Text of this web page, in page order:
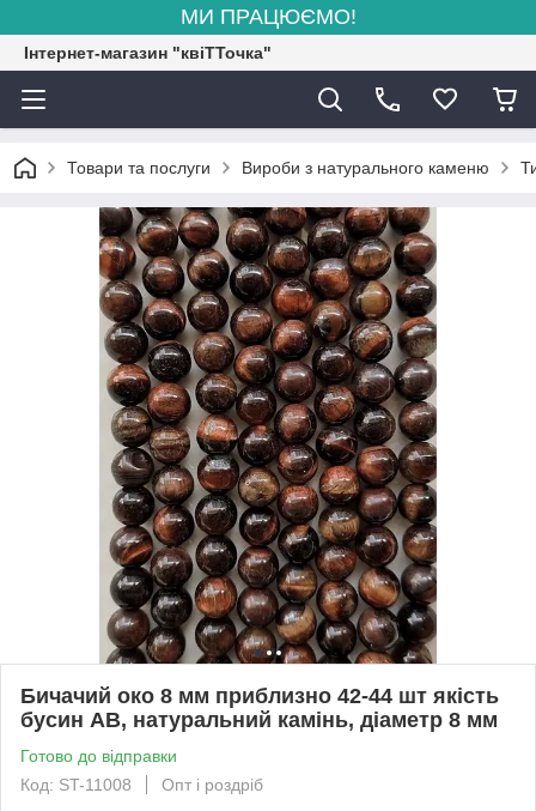
МИ ПРАЦЮЄМО!
Інтернет-магазин "квіТТочка"
Товари та послуги Вироби з натурального каменю
Бичачий око 8 мм приблизно 42-44 шт якість
бусин АВ, натуральний камінь, діаметр 8 мм
Готово до відправки
Код: ST-11008
Опт і роздріб